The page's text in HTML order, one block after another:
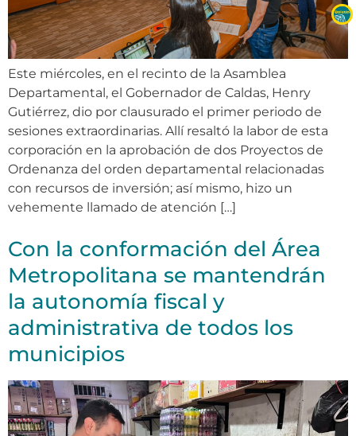
Este miércoles, en el recinto de la Asamblea
Departamental, el Gobernador de Caldas, Henry
Gutiérrez, dio por clausurado el primer periodo de
sesiones extraordinarias. Allí resaltó la labor de esta
corporación en la aprobación de dos Proyectos de
Ordenanza del orden departamental relacionadas
con recursos de inversión; así mismo, hizo un
vehemente llamado de atención […]
Con la conformación del Área
Metropolitana se mantendrán
la autonomía fiscal y
administrativa de todos los
municipios